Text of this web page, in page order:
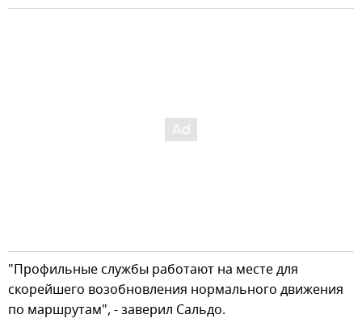
"Профильные службы работают на месте для
скорейшего возобновления нормального движения
по маршрутам", - заверил Сальдо.